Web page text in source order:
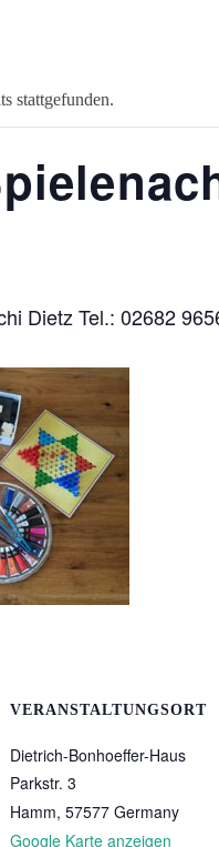
stattgefunden.
Dietz Tel.: 02682
VERANSTALTUNGSORT
Dietrich-Bonhoeffer-Haus
Parkstr. 3
Hamm, 57577 Germany
Google Karte anzeigen